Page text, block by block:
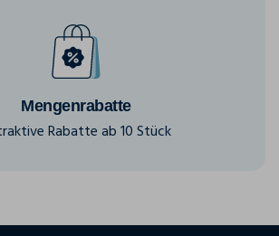
Mengenrabatte
Rabatte ab 10 Stück